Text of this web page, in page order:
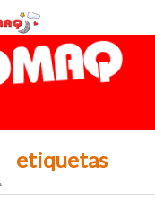
etiquetas